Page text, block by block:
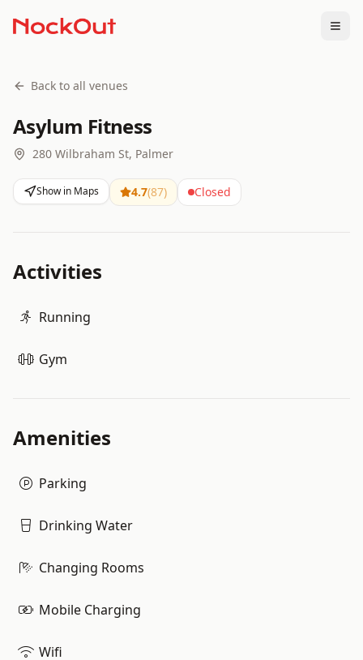
Back to all venues
Asylum Fitness
280 Wilbraham St, Palmer
Show in Maps 4.7(87) Closed
Activities
Running
Gym
Amenities
Parking
Drinking Water
Changing Rooms
Mobile Charging
Wifi